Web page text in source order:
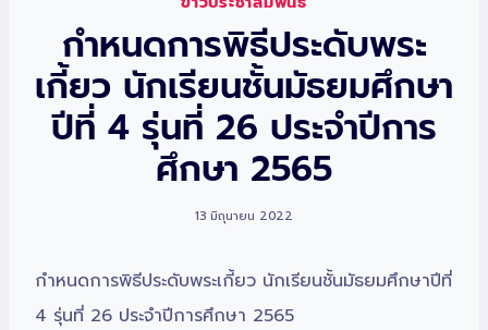
กำหนดการพิธีประดับพระ
เกี้ยว นักเรียนชั้นมัธยมศึกษา
ปีที่ 4 รุ่นที่ 26 ประจำปีการ
ศึกษา 2565
13 มิถุนายน 2022
กำหนดการพิธีประดับพระเกี้ยว นักเรียนชั้นมัธยมศึกษาปีที่
4 รุ่นที่ 26 ประจำปีการศึกษา 2565